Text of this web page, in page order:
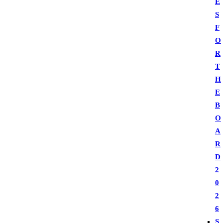
S
F
O
R
T
H
E
B
O
A
R
D
2
0
2
6
S